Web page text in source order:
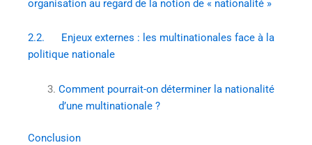
organisation au regard de la notion de « nationalité »
2.2. Enjeux externes : les multinationales face à la
politique nationale
Comment pourrait-on déterminer la nationalité
d’une multinationale ?
Conclusion